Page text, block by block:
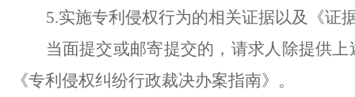
5.实施专利侵权行为的相关证据以及《证
当面提交或邮寄提交的，请求人除提供
《专利侵权纠纷行政裁决办案指南》。